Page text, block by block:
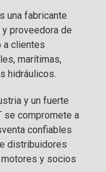
una fabricante
proveedora de
a clientes
marítimas,
hidráulicos.
y un fuerte
se compromete a
confiables
distribuidores
y socios